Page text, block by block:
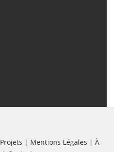
Projets | Mentions Légales | À